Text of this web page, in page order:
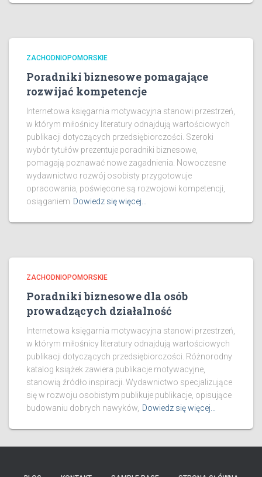
ZACHODNIOPOMORSKIE
Poradniki biznesowe pomagające
rozwijać kompetencje
Internetowa księgarnia motywacyjna stanowi przestrzeń,
w którym miłośnicy literatury odnajdują wartościowych
publikacji dotyczących przedsiębiorczości. Szeroki
wybór tytułów prezentuje poradniki biznesowe,
pomagają poznawać nowe zagadnienia. Nowoczesne
wydawnictwo rozwój osobisty przygotowuje
opracowania, poświęcone są rozwojowi kompetencji,
osiąganiem Dowiedz się więcej…
ZACHODNIOPOMORSKIE
Poradniki biznesowe dla osób
prowadzących działalność
Internetowa księgarnia motywacyjna stanowi przestrzeń,
w którym miłośnicy literatury odnajdują wartościowych
publikacji dotyczących przedsiębiorczości. Różnorodny
katalog książek zawiera publikacje motywacyjne,
stanowią źródło inspiracji. Wydawnictwo specjalizujące
się w rozwoju osobistym publikuje publikacje, opisujące
budowaniu dobrych nawyków, Dowiedz się więcej…